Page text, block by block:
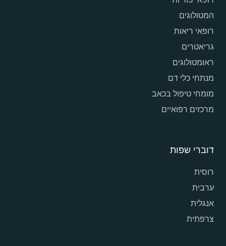
המטולוגים
רופאי ריאות
גריאטרים
ראומטולוגים
מנתחי כלי דם
מומחי טיפול בכאב
מרכזים רפואיים
דוברי שפות
רוסית
ערבית
אנגלית
צרפתית